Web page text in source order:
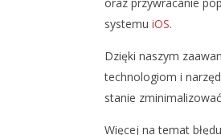
systemu iOS.
Dzięki naszym
technologiom i
stanie
Więcej na temat